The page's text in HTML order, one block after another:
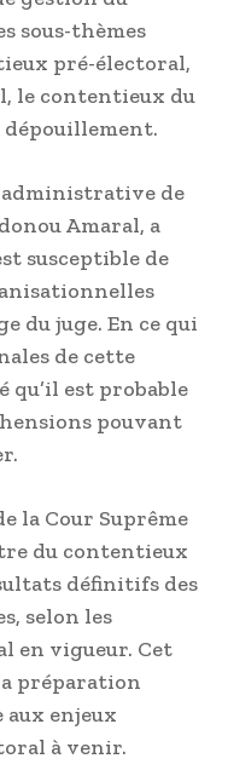
sous-thèmes
pré-électoral,
le contentieux du
administrative de
Amaral, a
susceptible de
du juge. En ce qui
de cette
qu’il est probable
pouvant
la Cour Suprême
du contentieux
définitifs des
selon les
en vigueur. Cet
préparation
aux enjeux
à venir.